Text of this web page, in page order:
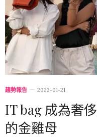
趨勢報告 2022-01-21
IT bag 成為奢
的金雞母